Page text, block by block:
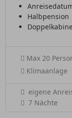
Halbpension
Max 20
Klimaanlage
eigene
7 Nächte